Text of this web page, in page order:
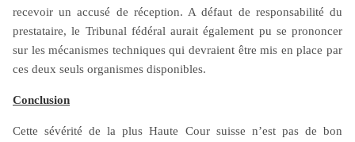
recevoir un accusé de réception. A défaut de responsabilité du
prestataire, le Tribunal fédéral aurait également pu se prononcer
sur les mécanismes techniques qui devraient être mis en place par
ces deux seuls organismes disponibles.
Conclusion
Cette sévérité de la plus Haute Cour suisse n’est pas de bon